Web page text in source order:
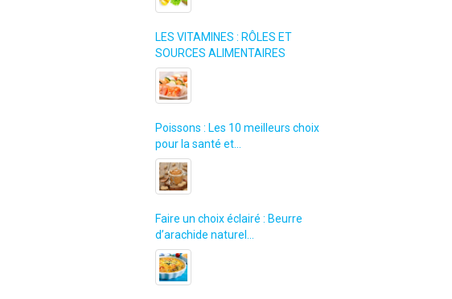
LES VITAMINES : RÔLES ET
SOURCES ALIMENTAIRES
Poissons : Les 10 meilleurs choix
pour la santé et…
Faire un choix éclairé : Beurre
d’arachide naturel…